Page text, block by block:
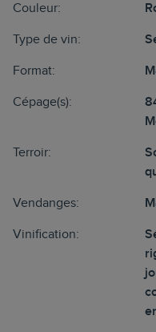
Couleur:
Type de vin:
Format:
Cépage(s):
Terroir:
Vendanges:
Vinification: